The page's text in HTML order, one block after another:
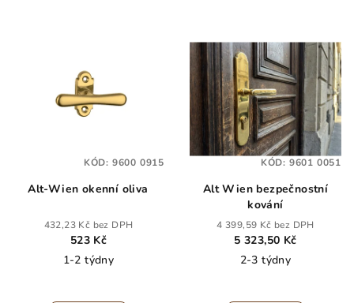
Alt-Wien okenní oliva
432,23 Kč bez DPH
523 Kč
1-2 týdny
KÓD: 9600 0915
Alt Wien bezpečnostní
kování
4 399,59 Kč bez DPH
5 323,50 Kč
2-3 týdny
KÓD: 9601 0051